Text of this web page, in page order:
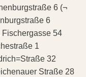
6 (¬
6
Fischergasse 54
1
32
Straße 28